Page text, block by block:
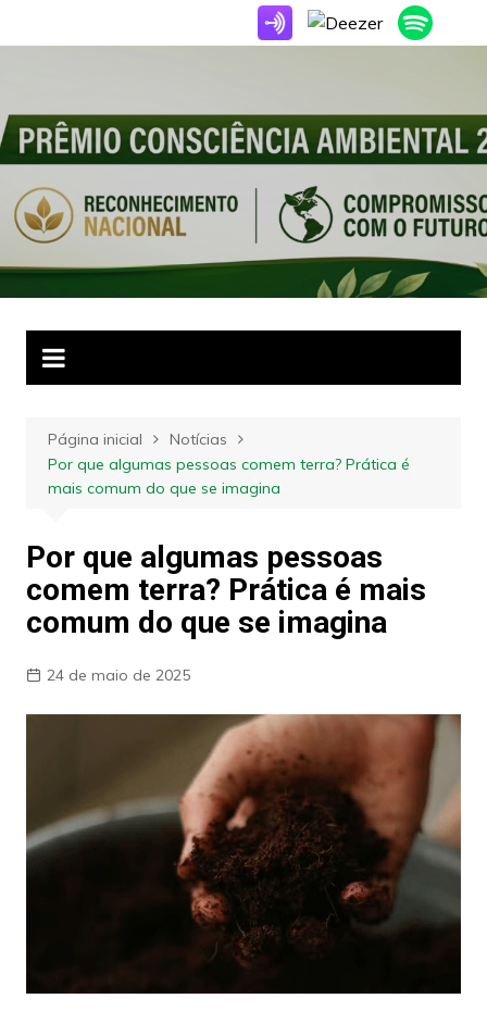
para
Página inicial
Notícias
Por que algumas pessoas comem terra? Prática é
mais comum do que se imagina
Por que algumas pessoas
comem terra? Prática é mais
comum do que se imagina
24 de maio de 2025